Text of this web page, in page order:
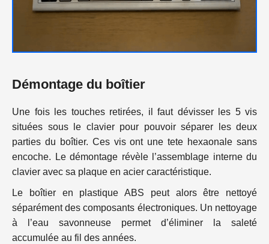
Démontage du boîtier
Une fois les touches retirées, il faut dévisser les 5 vis
situées sous le clavier pour pouvoir séparer les deux
parties du boîtier. Ces vis ont une tete hexaonale sans
encoche. Le démontage révèle l’assemblage interne du
clavier avec sa plaque en acier caractéristique.
Le boîtier en plastique ABS peut alors être nettoyé
séparément des composants électroniques. Un nettoyage
à l’eau savonneuse permet d’éliminer la saleté
accumulée au fil des années.